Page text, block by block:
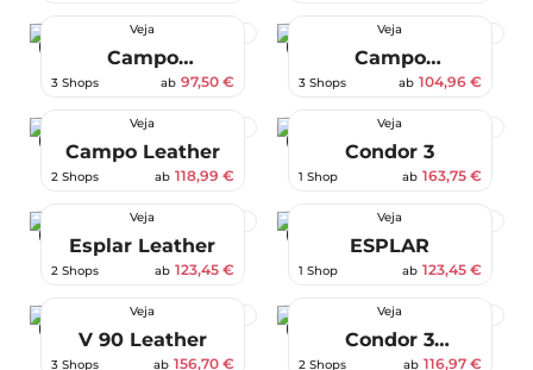
Veja
Campo
Chromefree
3 Shops ab 97,50 €
Veja
Campo
Chromefree
3 Shops ab 104,96 €
-15 %
Veja
Campo Leather
2 Shops ab 118,99 €
Veja
Condor 3
1 Shop ab 163,75 €
-5 %
Veja
Esplar Leather
2 Shops ab 123,45 €
Veja
ESPLAR
1 Shop ab 123,45 €
Veja
V 90 Leather
3 Shops ab 156,70 €
Veja
Condor 3
Advanced
2 Shops ab 116,97 €